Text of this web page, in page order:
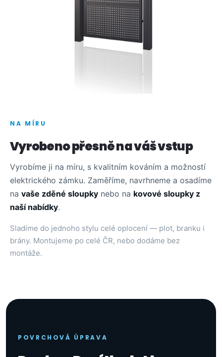
NA MÍRU
Vyrobeno přesně na váš vstup
Vyrobíme ji na míru, s kvalitním kováním a možností
elektrického zámku. Zaměříme, navrhneme a osadíme
na vaše zděné sloupky nebo na kovové sloupky z
naší nabídky.
Sladíme do jednoho stylu celé oplocení — plot, branku i
brány. Montujeme po celé ČR, nebo dodáme bez
montáže.
POVRCHOVÁ ÚPRAVA